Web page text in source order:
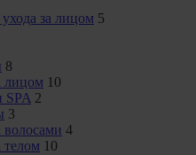
за лицом 5
8
лицом 10
SPA 2
3
волосами 4
телом 10